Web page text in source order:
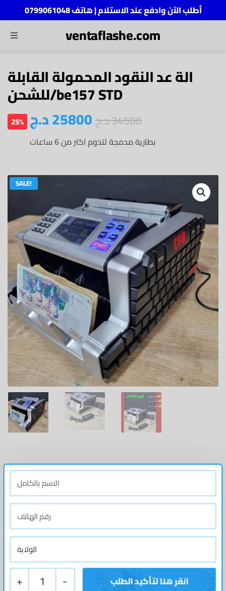
أطلب الآن وادفع عند الاستلام | هاتف 0799061048
MENU ventaflashe.com
الة عد النقود المحمولة القابلة
للشحن/be157 STD
25800د.ج 34500د.ج 25%
بطارية مدمجة لتدوم اكتر من 6 ساعات
SALE!
+ 1 -